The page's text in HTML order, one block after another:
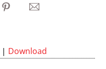
| Download